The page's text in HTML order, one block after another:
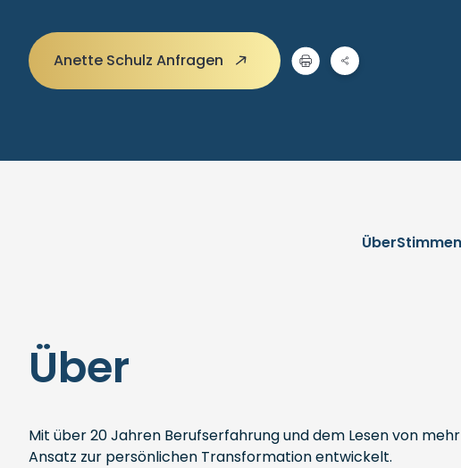
Anette Schulz Anfragen
ÜberStimmen
Über
Mit über 20 Jahren Berufserfahrung und dem Lesen von
Ansatz zur persönlichen Transformation entwickelt.